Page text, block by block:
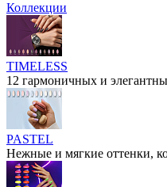
Коллекции
TIMELESS
12 гармоничных и
PASTEL
Нежные и мягкие оттенки,